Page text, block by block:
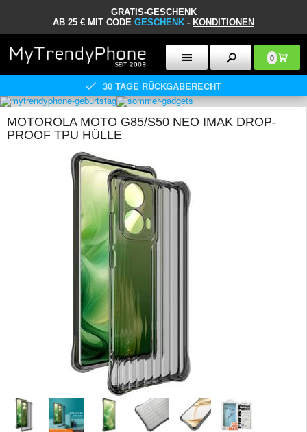
GRATIS-GESCHENK
AB 25 € MIT CODE GESCHENK - KONDITIONEN
0
30 TAGE RÜCKGABERECHT
MOTOROLA MOTO G85/S50 NEO IMAK DROP-
PROOF TPU HÜLLE